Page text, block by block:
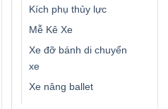
Kích phụ thủy lực
Mễ Kê Xe
Xe đỡ bánh di chuyển
xe
Xe nâng ballet